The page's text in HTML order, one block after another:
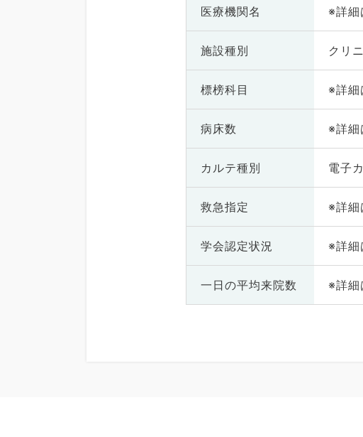
医療機関名 ※詳細
施設種別 クリ
標榜科目 ※詳細
病床数 ※詳細
カルテ種別 電子
救急指定 ※詳細
学会認定状況 ※詳細
一日の平均来院数 ※詳細